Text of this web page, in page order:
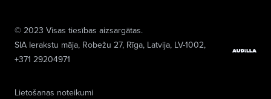
Lietošanas noteikumi
© 2023 Visas tiesības aizsargātas.
SIA Ierakstu māja, Robežu 27, Rīga, Latvija, LV-1002,
+371 29204971